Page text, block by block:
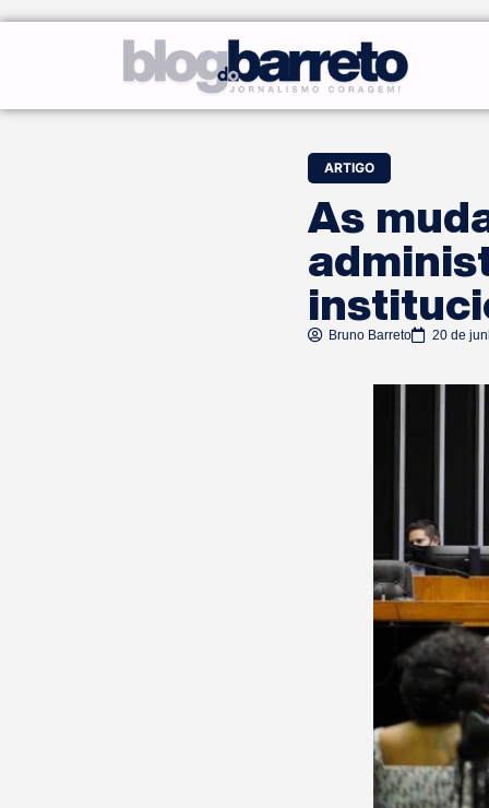
ARTIGO
As
Bruno Barreto 20 de